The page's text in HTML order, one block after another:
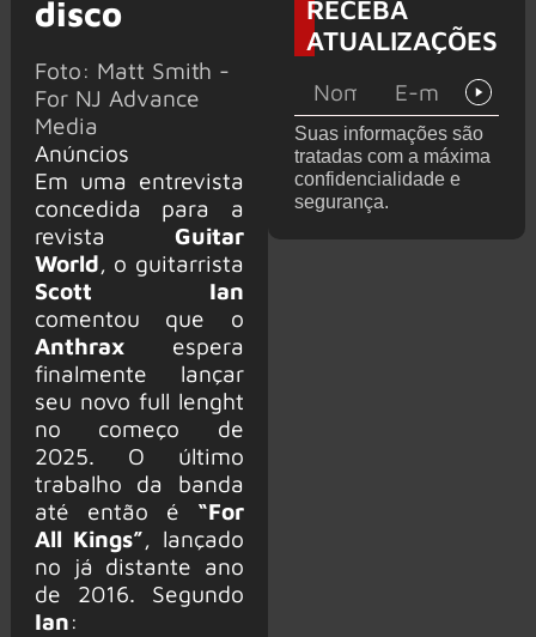
disco
Foto: Matt Smith -
For NJ Advance
Media
Anúncios
Em uma entrevista
concedida para a
revista Guitar
World, o guitarrista
Scott Ian
comentou que o
Anthraxespera
finalmente lançar
seu novo full lenght
no começo de
2025. O último
trabalho da banda
até então é “For
All Kings”, lançado
no já distante ano
de 2016. Segundo
Ian:
Kings of
Chaos nos
Unidos
quase é
atingido
por canhão
RECEBA
ATUALIZAÇÕES
Suas informações são
tratadas com a máxima
confidencialidade e
segurança.